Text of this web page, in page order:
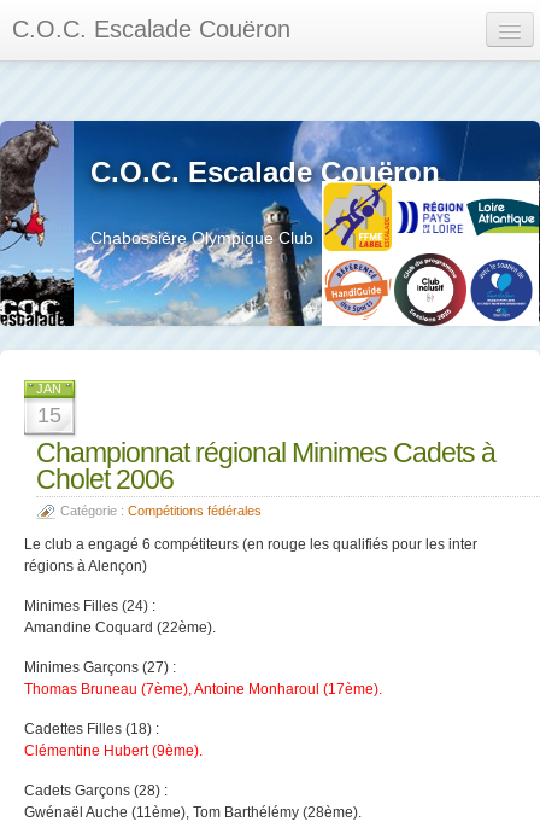
C.O.C. Escalade Couëron
Calendrier des événements et des compétitions
Les membres
Les séances
Privée
La salle et le mur
C.O.C. Escalade Couëron
Chabossière Olympique Club
JAN
15
Championnat régional Minimes Cadets à
Cholet 2006
Catégorie : Compétitions fédérales
Le club a engagé 6 compétiteurs (en rouge les qualifiés pour les inter
régions à Alençon)
Minimes Filles (24) :
Amandine Coquard (22ème).
Minimes Garçons (27) :
Thomas Bruneau (7ème), Antoine Monharoul (17ème).
Cadettes Filles (18) :
Clémentine Hubert (9ème).
Cadets Garçons (28) :
Gwénaël Auche (11ème), Tom Barthélémy (28ème).